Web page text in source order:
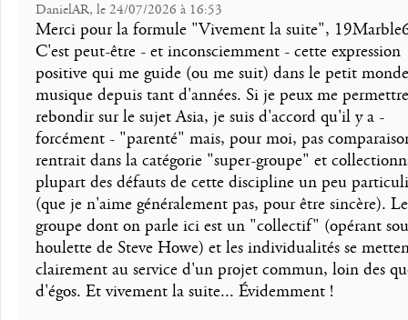
DanielAR, le 24/07/2026 à 16:53
Merci pour la formule "Vivement la suite",
C'est peut-être - et inconsciemment - cette expression
positive qui me guide (ou me suit) dans le petit
musique depuis tant d'années. Si je peux me
rebondir sur le sujet Asia, je suis d'accord qu'il y a -
forcément - "parenté" mais, pour moi, pas
rentrait dans la catégorie "super-groupe" et
plupart des défauts de cette discipline un peu
(que je n'aime généralement pas, pour être sincère). Le
groupe dont on parle ici est un "collectif" (opérant
houlette de Steve Howe) et les individualités se
clairement au service d'un projet commun, loin des
d'égos. Et vivement la suite... Évidemment !